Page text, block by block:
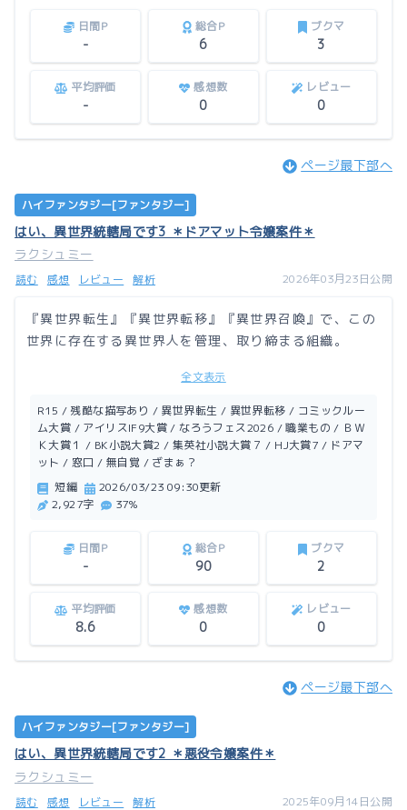
日間P
-
総合P
6
ブクマ
3
平均評価
-
感想数
0
レビュー
0
ページ最下部へ
ハイファンタジー[ファンタジー]
はい、異世界統轄局です3 ＊ドアマット令嬢案件＊
ラクシュミー
読む 感想 レビュー 解析 2026年03月23日公開
『異世界転生』『異世界転移』『異世界召喚』で、この
世界に存在する異世界人を管理、取り締まる組織。
それが……異世界統轄局（Another World Control D
ivision）。通称、A.W.C.D。
今回はドアマット令嬢案件。
え？爵位相続権を持つ未成年貴族なのに使用人扱い？
この世界を乱さないように、今日もA.W.C.Dは暗躍す
る。
全文表示
R15 / 残酷な描写あり / 異世界転生 / 異世界転移 / コミックルー
ム大賞 / アイリスIF9大賞 / なろうフェス2026 / 職業もの / ＢＷ
Ｋ大賞１ / BK小説大賞2 / 集英社小説大賞７ / HJ大賞7 / ドアマ
ット / 窓口 / 無自覚 / ざまぁ？
短編
2026/03/23 09:30更新
2,927字
37%
日間P
-
総合P
90
ブクマ
2
平均評価
8.6
感想数
0
レビュー
0
ページ最下部へ
ハイファンタジー[ファンタジー]
はい、異世界統轄局です2 ＊悪役令嬢案件＊
ラクシュミー
読む 感想 レビュー 解析 2025年09月14日公開